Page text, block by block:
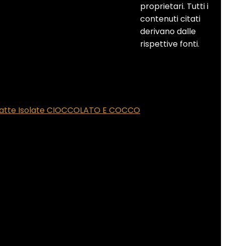
Isolate CIOCCOLATO E COCCO
proprietari. Tutti i
contenuti citati
derivano dalle
rispettive fonti.